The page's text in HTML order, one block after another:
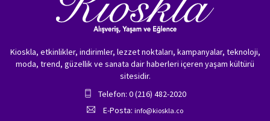
Kioskla, etkinlikler, indirimler, lezzet noktaları, kampanyalar, teknoloji,
moda, trend, güzellik ve sanata dair haberleri içeren yaşam kültürü
sitesidir.
Telefon: 0 (216) 482-2020
E-Posta: info@kioskla.co